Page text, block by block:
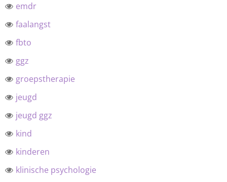
emdr
faalangst
fbto
ggz
groepstherapie
jeugd
jeugd ggz
kind
kinderen
klinische psychologie